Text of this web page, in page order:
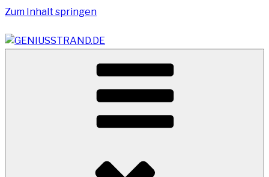
Zum Inhalt springen
GENIUSSTRAND.DE
Vom Geniusstrand zum JadeWeserPort/Container
Terminal Wilhelmshaven